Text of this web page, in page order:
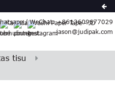
/ WeChat: +8613609677029
jason@judipak.com
tisu